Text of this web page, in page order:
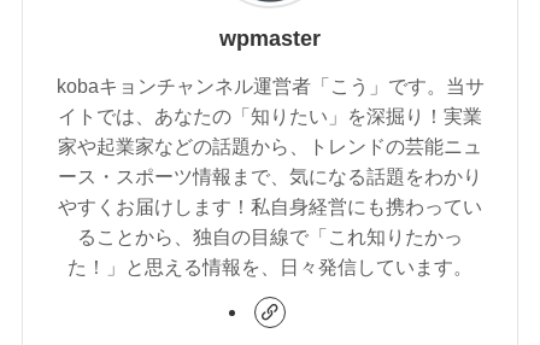
wpmaster
kobaキョンチャンネル運営者「こう」です。当サ
イトでは、あなたの「知りたい」を深掘り！実業
家や起業家などの話題から、トレンドの芸能ニュ
ース・スポーツ情報まで、気になる話題をわかり
やすくお届けします！私自身経営にも携わってい
ることから、独自の目線で「これ知りたかっ
た！」と思える情報を、日々発信しています。